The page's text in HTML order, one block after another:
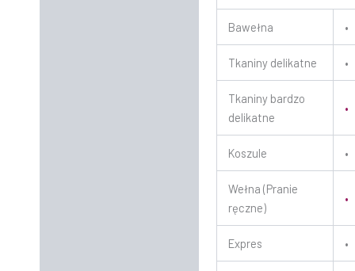
Bawełna •
Tkaniny delikatne •
Tkaniny bardzo
delikatne
•
Koszule •
Wełna (Pranie
ręczne)
•
Expres •